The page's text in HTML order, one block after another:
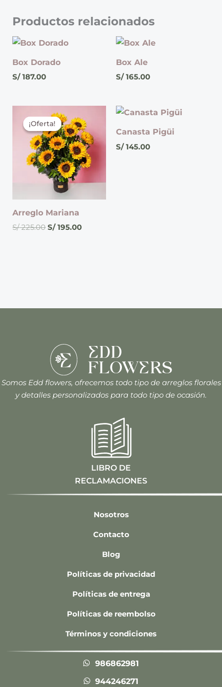
Productos relacionados
Box Dorado
S/187.00
Box Ale
S/165.00
¡Oferta!
¡Oferta!
Arreglo Mariana
S/225.00
precio
original
era:
S/ 225.00.
S/ 195.00
precio
actual
es:
S/ 195.00.
Canasta Pigüi
S/145.00
Somos Edd flowers, ofrecemos todo tipo de arreglos florales
y detalles personalizados para todo tipo de ocasión.
LIBRO DE
RECLAMACIONES
Nosotros
Contacto
Blog
Políticas de privacidad
Políticas de entrega
Políticas de reembolso
Términos y condiciones
986862981
944246271